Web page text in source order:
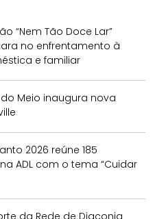
“Nem Tão Doce Lar”
no enfrentamento à
e familiar
Meio inaugura nova
2026 reúne 185
ADL com o tema “Cuidar
da Rede de Diaconia